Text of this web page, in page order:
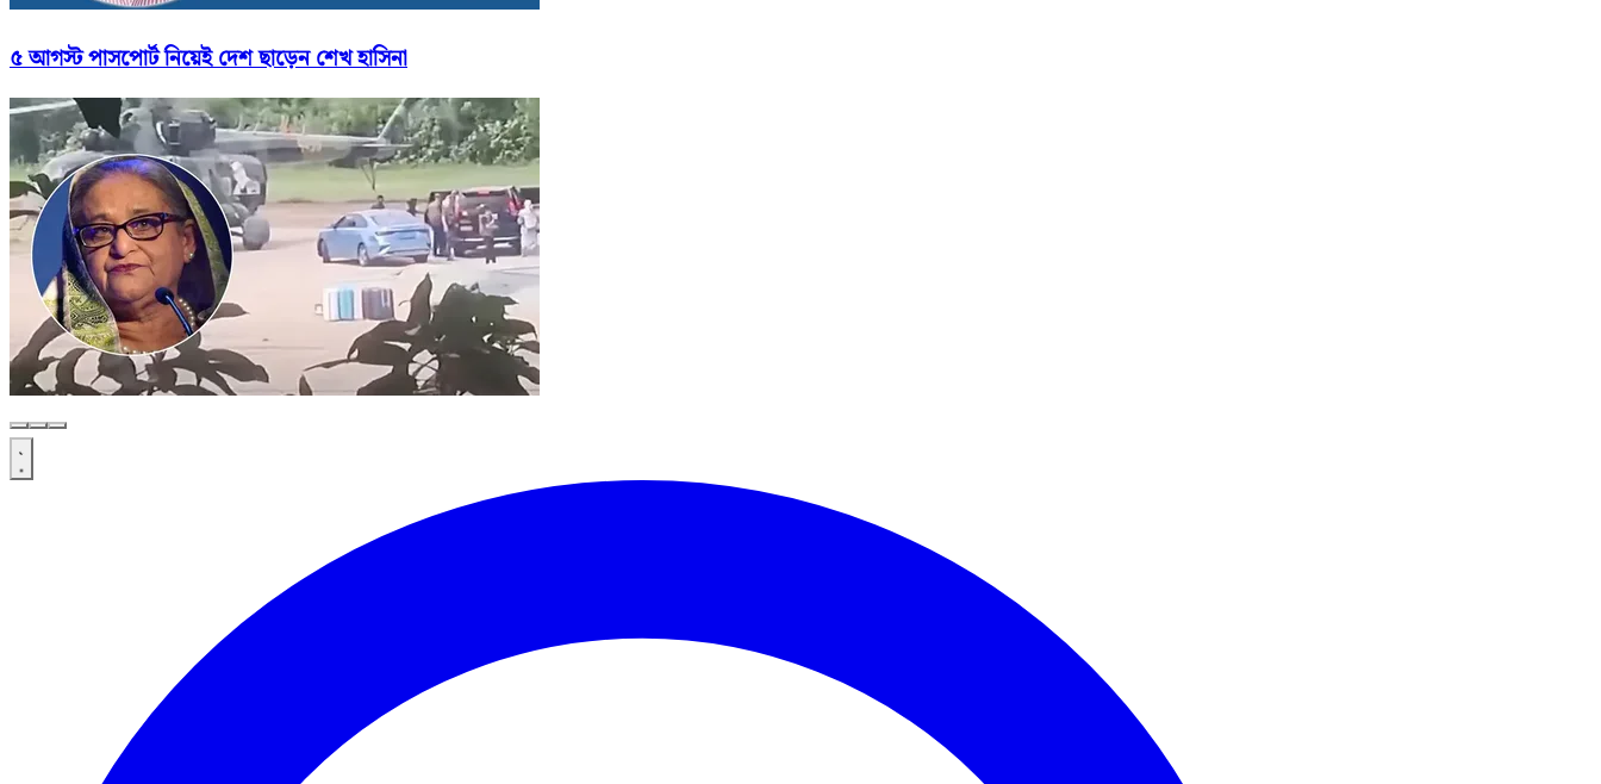
৫ আগস্ট পাসপোর্ট নিয়েই দেশ ছাড়েন শেখ হাসিনা